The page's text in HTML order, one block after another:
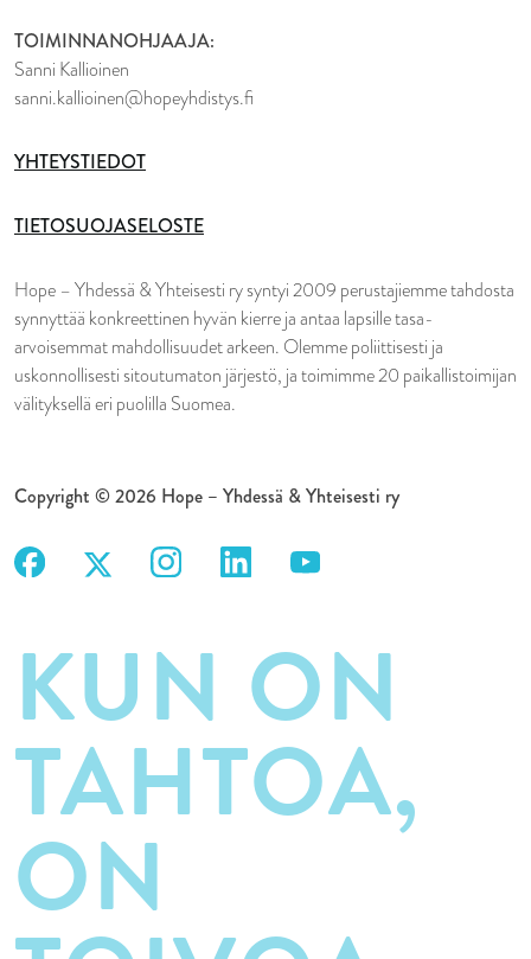
Hope – Yhdessä & Yhteisesti ry syntyi 2009 perustajiemme tahdosta
synnyttää konkreettinen hyvän kierre ja antaa lapsille tasa-
arvoisemmat mahdollisuudet arkeen. Olemme poliittisesti ja
uskonnollisesti sitoutumaton järjestö, ja toimimme 20 paikallistoimijan
välityksellä eri puolilla Suomea.
Copyright © 2026 Hope – Yhdessä & Yhteisesti ry
TOIMINNANOHJAAJA:
Sanni Kallioinen
sanni.kallioinen@hopeyhdistys.fi
YHTEYSTIEDOT
TIETOSUOJASELOSTE
KUN ON
TAHTOA,
ON